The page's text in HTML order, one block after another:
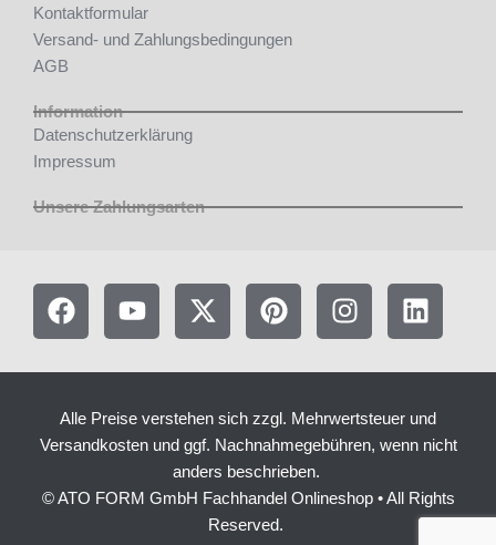
Kontaktformular
Versand- und Zahlungsbedingungen
AGB
Information
Datenschutzerklärung
Impressum
Unsere Zahlungsarten
F
a
e
b
o
o
k
Y
o
t
b
e
X
-
w
t
t
e
r
P
i
t
e
r
e
s
t
I
n
t
a
g
r
a
m
L
i
k
d
i
n
Alle Preise verstehen sich zzgl. Mehrwertsteuer und
Versandkosten und ggf. Nachnahmegebühren, wenn nicht
anders beschrieben.
© ATO FORM GmbH Fachhandel Onlineshop • All Rights
Reserved.